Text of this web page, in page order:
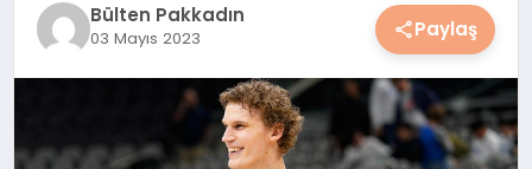
SPOR & FITNESS
YAŞAM
Bülten Pakkadın
03 Mayıs 2023 Paylaş